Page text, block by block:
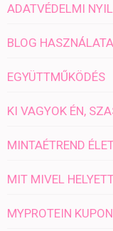
ADATVÉDELMI
BLOG HASZNÁLATA
EGYÜTTMŰKÖDÉS
KI VAGYOK ÉN,
MINTAÉTREND
MIT MIVEL
MYPROTEIN